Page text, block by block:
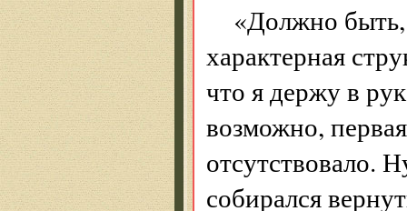
«Должно
характерная
что я держу в
возможно,
отсутствовало.
собирался